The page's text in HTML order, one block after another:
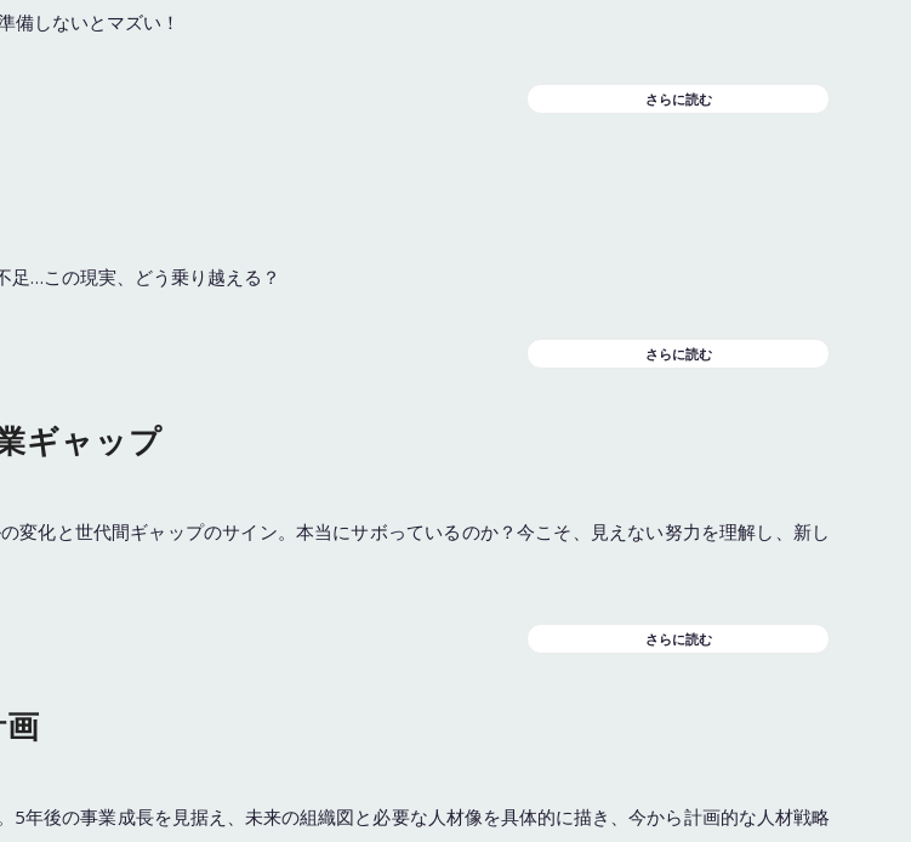
備しないとマズい！
さらに読む
…この現実、どう乗り越える？
さらに読む
ギャップ
化と世代間ギャップのサイン。本当にサボっているのか？今こそ、見えない努力を理解し、新し
さらに読む
年後の事業成長を見据え、未来の組織図と必要な人材像を具体的に描き、今から計画的な人材戦略